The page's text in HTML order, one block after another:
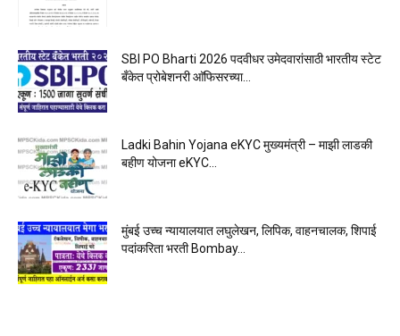
SBI PO Bharti 2026 पदवीधर उमेदवारांसाठी भारतीय स्टेट
बँकेत प्रोबेशनरी आ‍ॅफिसरच्या...
Ladki Bahin Yojana eKYC मुख्यमंत्री – माझी लाडकी
बहीण योजना eKYC...
मुंबई उच्च न्यायालयात लघुलेखन, लिपिक, वाहनचालक, शिपाई
पदांकरिता भरती Bombay...